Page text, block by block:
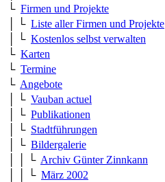
└ Firmen und Projekte
│ └ Liste aller Firmen und Projekte
│ └ Kostenlos selbst verwalten
└ Karten
└ Termine
└ Angebote
│ └ Vauban actuel
│ └ Publikationen
│ └ Stadtführungen
│ └ Bildergalerie
│ │ └ Archiv Günter Zinnkann
│ │ └ März 2002